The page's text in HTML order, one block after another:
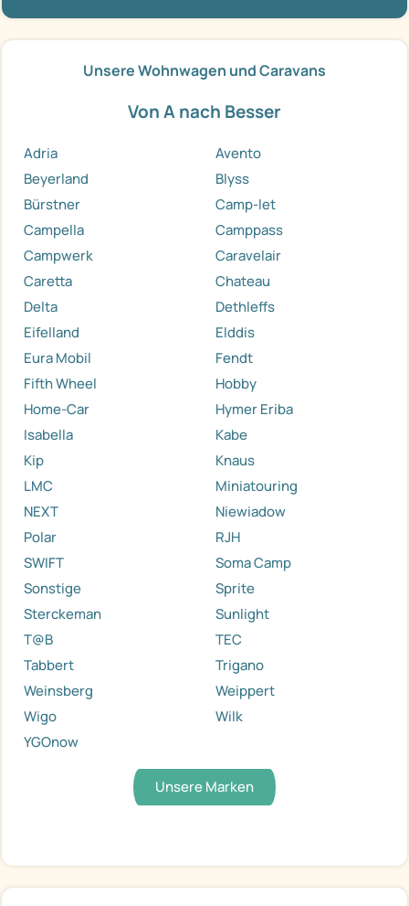
Unsere Wohnwagen und Caravans
Von A nach Besser
Adria
Avento
Beyerland
Blyss
Bürstner
Camp-let
Campella
Camppass
Campwerk
Caravelair
Caretta
Chateau
Delta
Dethleffs
Eifelland
Elddis
Eura Mobil
Fendt
Fifth Wheel
Hobby
Home-Car
Hymer Eriba
Isabella
Kabe
Kip
Knaus
LMC
Miniatouring
NEXT
Niewiadow
Polar
RJH
SWIFT
Soma Camp
Sonstige
Sprite
Sterckeman
Sunlight
T@B
TEC
Tabbert
Trigano
Weinsberg
Weippert
Wigo
Wilk
YGOnow
Unsere Marken